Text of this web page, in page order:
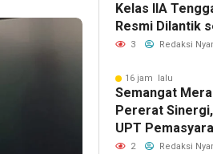
Kelas IIA
Resmi Dilantik
PNS, Siap
Berdampak bagi
Masyarakat
3 Redaksi
16 jam lalu
Semangat
Pererat
UPT
Tenggarong
2 Redaksi